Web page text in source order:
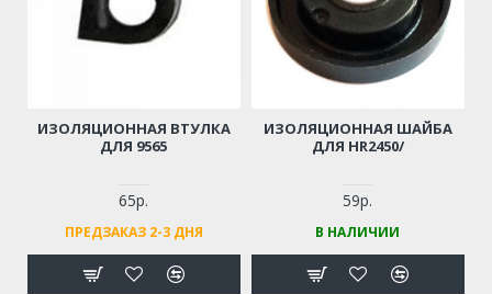
ИЗОЛЯЦИОННАЯ ВТУЛКА
ДЛЯ 9565
65р.
ПРЕДЗАКАЗ 2-3 ДНЯ
ИЗОЛЯЦИОННАЯ ШАЙБА
ДЛЯ HR2450/
59р.
В НАЛИЧИИ